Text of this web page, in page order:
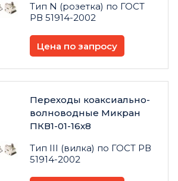
Тип N (розетка) по ГОСТ
РВ 51914-2002
Цена по запросу
Переходы коаксиально-
волноводные Микран
ПКВ1-01-16х8
Тип III (вилка) по ГОСТ РВ
51914-2002